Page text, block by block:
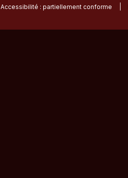
Accessibilité : partiellement conforme